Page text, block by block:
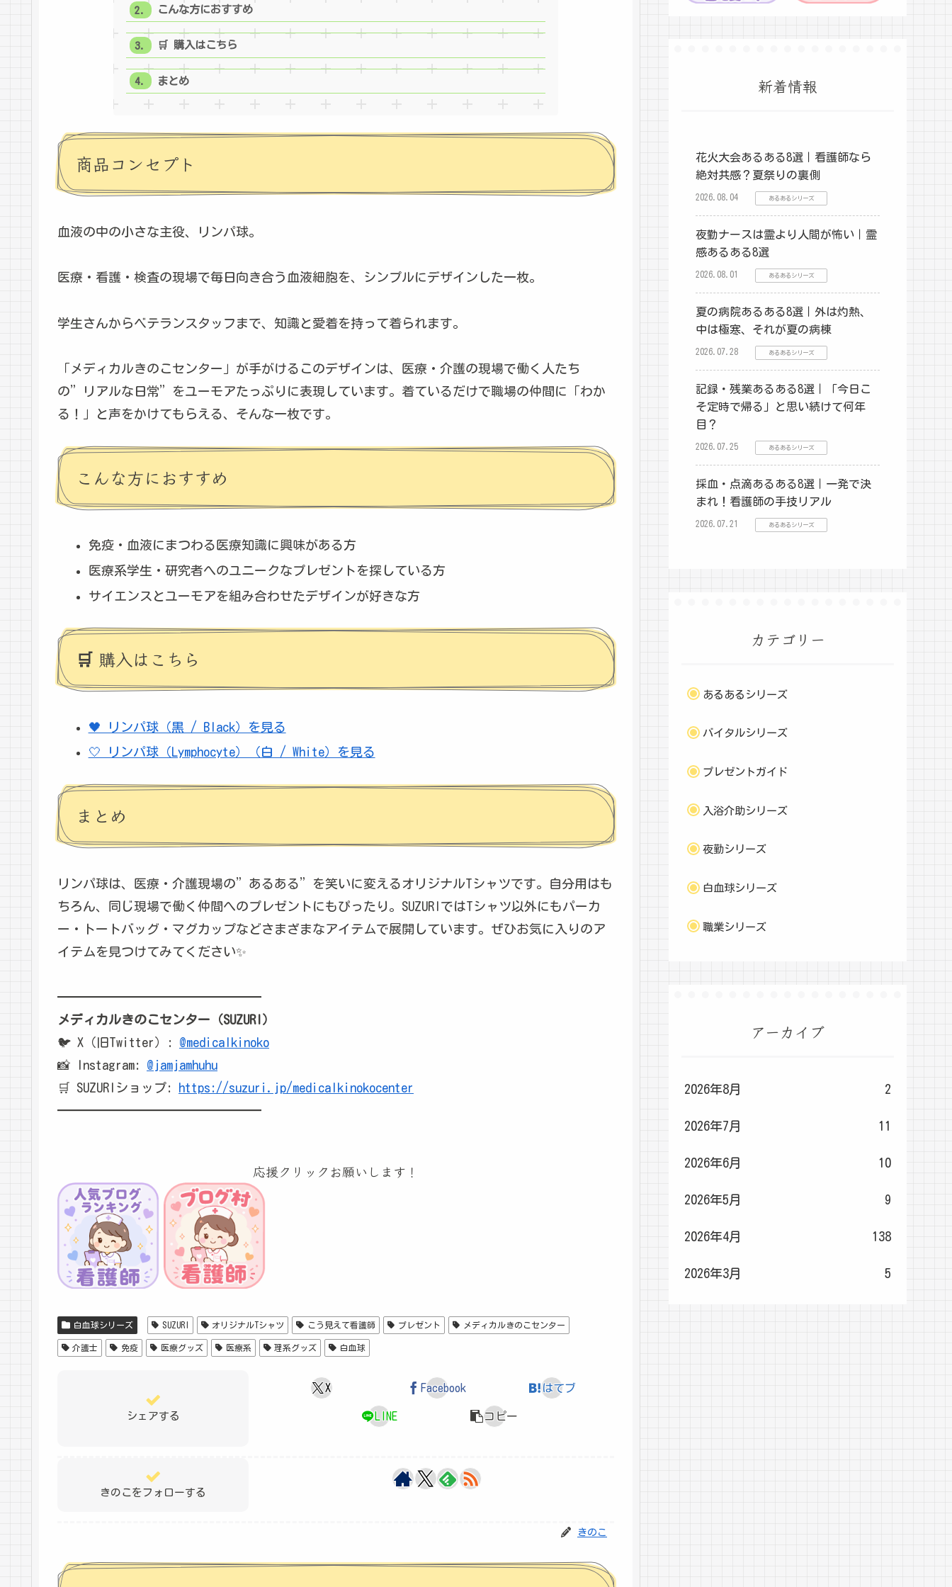
こんな方におすすめ
🛒 購入はこちら
まとめ
商品コンセプト
血液の中の小さな主役、リンパ球。
医療・看護・検査の現場で毎日向き合う血液細胞を、シンプルにデザインした一枚。
学生さんからベテランスタッフまで、知識と愛着を持って着られます。
「メディカルきのこセンター」が手がけるこのデザインは、医療・介護の現場で働く人たち
の”リアルな日常”をユーモアたっぷりに表現しています。着ているだけで職場の仲間に「わか
る！」と声をかけてもらえる、そんな一枚です。
こんな方におすすめ
免疫・血液にまつわる医療知識に興味がある方
医療系学生・研究者へのユニークなプレゼントを探している方
サイエンスとユーモアを組み合わせたデザインが好きな方
🛒 購入はこちら
🖤 リンパ球（黒 / Black）を見る
🤍 リンパ球（Lymphocyte）（白 / White）を見る
まとめ
リンパ球は、医療・介護現場の”あるある”を笑いに変えるオリジナルTシャツです。自分用はも
ちろん、同じ現場で働く仲間へのプレゼントにもぴったり。SUZURIではTシャツ以外にもパーカ
ー・トートバッグ・マグカップなどさまざまなアイテムで展開しています。ぜひお気に入りのア
イテムを見つけてみてください✨
━━━━━━━━━━━━━━━━
メディカルきのこセンター（SUZURI）
🐦 X（旧Twitter）: @medicalkinoko
📸 Instagram: @jamjamhuhu
🛒 SUZURIショップ: https://suzuri.jp/medicalkinokocenter
━━━━━━━━━━━━━━━━
応援クリックお願いします！
白血球シリーズ SUZURI オリジナルTシャツ こう見えて看護師 プレゼント メディカルきのこセンター
介護士 免疫 医療グッズ 医療系 理系グッズ 白血球
シェアする
X Facebook はてブ
LINE コピー
きのこをフォローする
きのこ
新着情報
花火大会あるある8選｜看護師なら
絶対共感？夏祭りの裏側
2026.08.04 あるあるシリーズ
夜勤ナースは霊より人間が怖い｜霊
感あるある8選
2026.08.01 あるあるシリーズ
夏の病院あるある8選｜外は灼熱、
中は極寒、それが夏の病棟
2026.07.28 あるあるシリーズ
記録・残業あるある8選｜「今日こ
そ定時で帰る」と思い続けて何年
目？
2026.07.25 あるあるシリーズ
採血・点滴あるある8選｜一発で決
まれ！看護師の手技リアル
2026.07.21 あるあるシリーズ
カテゴリー
あるあるシリーズ
バイタルシリーズ
プレゼントガイド
入浴介助シリーズ
夜勤シリーズ
白血球シリーズ
職業シリーズ
アーカイブ
2026年8月 2
2026年7月 11
2026年6月 10
2026年5月 9
2026年4月 138
2026年3月 5